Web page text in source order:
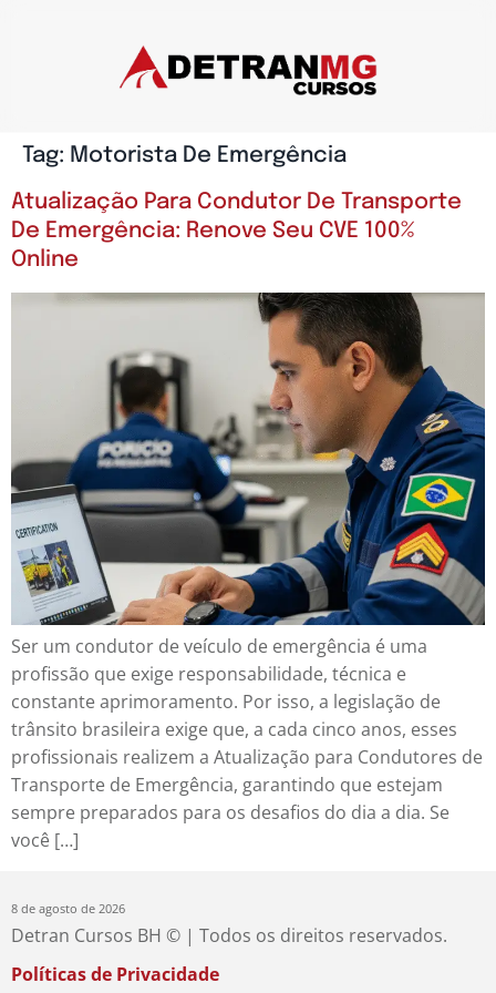
Tag: Motorista De Emergência
Atualização Para Condutor De Transporte
De Emergência: Renove Seu CVE 100%
Online
Ser um condutor de veículo de emergência é uma
profissão que exige responsabilidade, técnica e
constante aprimoramento. Por isso, a legislação de
trânsito brasileira exige que, a cada cinco anos, esses
profissionais realizem a Atualização para Condutores de
Transporte de Emergência, garantindo que estejam
sempre preparados para os desafios do dia a dia. Se
você […]
8 de agosto de 2026
Detran Cursos BH © | Todos os direitos reservados.
Políticas de Privacidade